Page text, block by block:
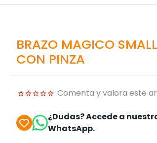
BRAZO MAGICO
CON PINZA
Comenta y valora este
¿Dudas? Accede a
WhatsApp.